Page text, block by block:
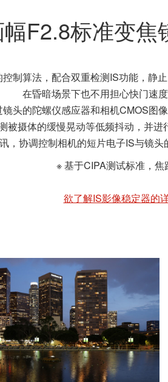
F2.8标准变
制算法，配合双重检测IS功能，静
在昏暗场景下也不用担心快门速
头的陀螺仪感应器和相机CMOS图
被摄体的缓慢晃动等低频抖动，并
，协调控制相机的短片电子IS与镜